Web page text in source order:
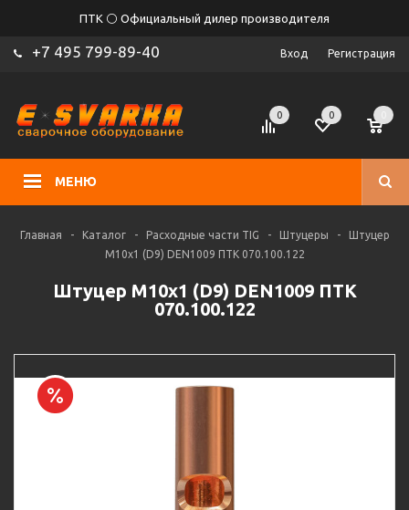
ПТК ⚪ Официальный дилер производителя
+7 495 799-89-40 Вход Регистрация
МЕНЮ
0 0
Главная - Каталог - Расходные части TIG - Штуцеры -
Штуцер
М10х1 (D9) DEN1009 ПТК 070.100.122
Штуцер М10х1 (D9) DEN1009 ПТК
070.100.122